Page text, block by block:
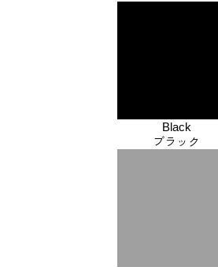
Black
ブラック